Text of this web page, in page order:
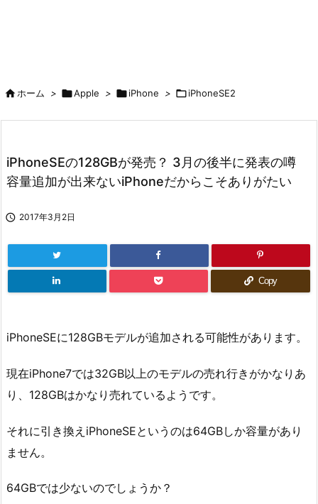
ホーム > Apple > iPhone > iPhoneSE2
iPhoneSEの128GBが発売？ 3月の後半に発表の噂
容量追加が出来ないiPhoneだからこそありがたい
 2017年3月2日
Copy
iPhoneSEに128GBモデルが追加される可能性があります。
現在iPhone7では32GB以上のモデルの売れ行きがかなりあ
り、128GBはかなり売れているようです。
それに引き換えiPhoneSEというのは64GBしか容量があり
ません。
64GBでは少ないのでしょうか？